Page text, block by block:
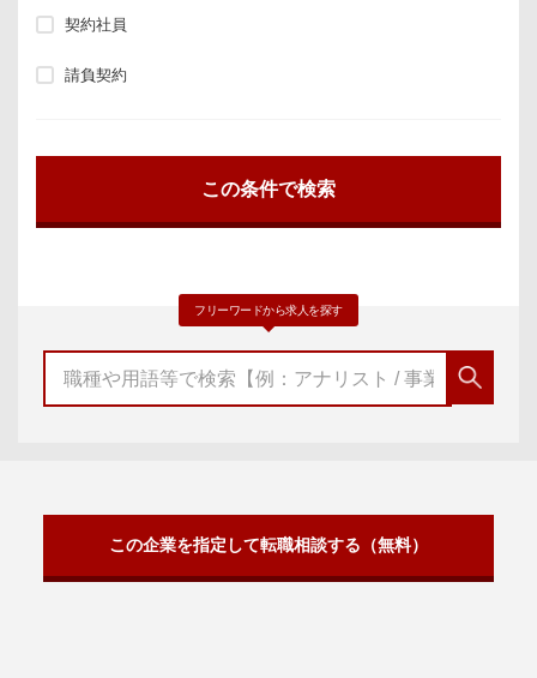
契約社員
請負契約
フリーワードから求人を探す
この企業を指定して転職相談する（無料）